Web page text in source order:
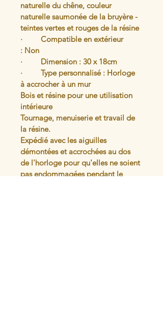
naturelle du chêne, couleur
naturelle saumonée de la bruyère -
teintes vertes et rouges de la résine
·         Compatible en extérieur
: Non
·         Dimension : 30 x 18cm
·         Type personnalisé : Horloge
à accrocher à un mur
Bois et résine pour une utilisation
intérieure
Tournage, menuiserie et travail de
la résine.
Expédié avec les aiguilles
démontées et accrochées au dos
de l'horloge pour qu'elles ne soient
pas endommagées pendant le